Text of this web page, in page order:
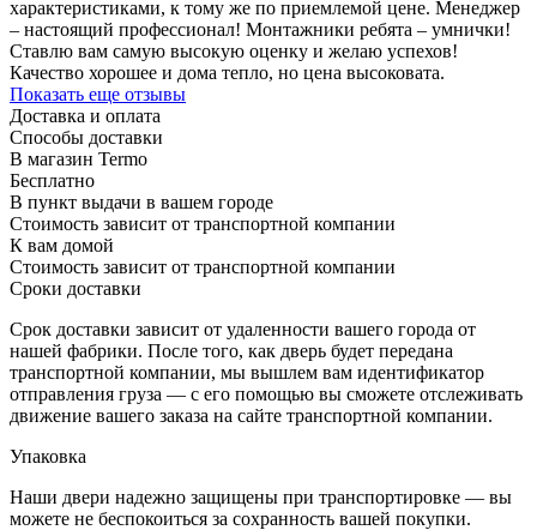
характеристиками, к тому же по приемлемой цене. Менеджер
– настоящий профессионал! Монтажники ребята – умнички!
Ставлю вам самую высокую оценку и желаю успехов!
Качество хорошее и дома тепло, но цена высоковата.
Показать еще отзывы
Доставка и оплата
Способы доставки
В магазин Termo
Бесплатно
В пункт выдачи в вашем городе
Стоимость зависит от транспортной компании
К вам домой
Стоимость зависит от транспортной компании
Сроки доставки
Срок доставки зависит от удаленности вашего города от
нашей фабрики. После того, как дверь будет передана
транспортной компании, мы вышлем вам идентификатор
отправления груза — с его помощью вы сможете отслеживать
движение вашего заказа на сайте транспортной компании.
Упаковка
Наши двери надежно защищены при транспортировке — вы
можете не беспокоиться за сохранность вашей покупки.